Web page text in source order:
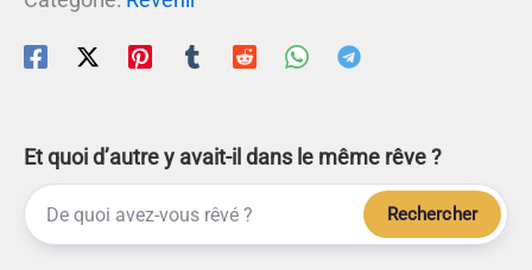
Et quoi d’autre y avait-il dans le même rêve ?
Rechercher